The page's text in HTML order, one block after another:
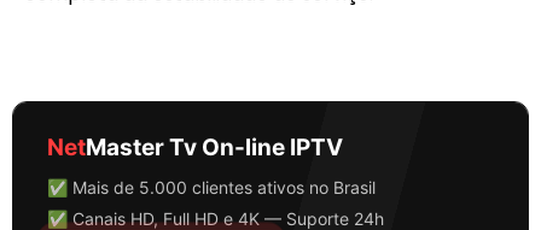
NetMaster Tv On-line IPTV
✅ Mais de 5.000 clientes ativos no Brasil
✅ Canais HD, Full HD e 4K — Suporte 24h